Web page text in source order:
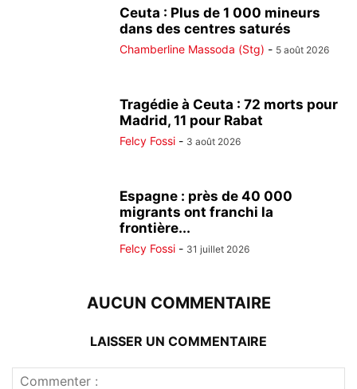
Ceuta : Plus de 1 000 mineurs
dans des centres saturés
Chamberline Massoda (Stg) - 5 août 2026
Tragédie à Ceuta : 72 morts pour
Madrid, 11 pour Rabat
Felcy Fossi - 3 août 2026
Espagne : près de 40 000
migrants ont franchi la
frontière...
Felcy Fossi - 31 juillet 2026
AUCUN COMMENTAIRE
LAISSER UN COMMENTAIRE